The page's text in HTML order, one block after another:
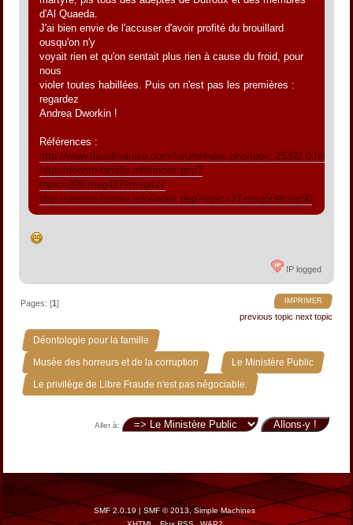
d'Al Quaeda.
J'ai bien envie de l'accuser d'avoir profité du brouillard
ousqu'on n'y
voyait rien et qu'on sentait plus rien à cause du froid, pour
nous
violer toutes habillées. Puis on n'est pas les premières :
regardez
Andrea Dworkin !
Références :
http://www.davidmanise.com/forum/index.php/topic,25392.0.html
http://deonto-famille.info/index.php?
topic=209.msg427#msg427
http://deonto-famille.info/index.php?topic=27.msg50#msg50
IP logged
IMPRIMER
Pages: [1]
previous topic next topic
Déontologie pour la famille »
Musée des horreurs et de la corruption » Le Ministère Public »
Le privilège de Libre Fraude n'est pas négociable.
Aller à:
SMF 2.0.19|SMF © 2013 Simple Machines